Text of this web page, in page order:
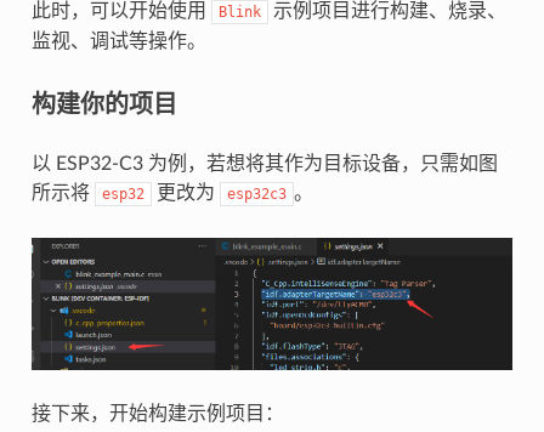
此时，可以开始使用 Blink
示例项目进行构建、烧录、
监视、调试等操作。
构建你的项目
以 ESP32-C3 为例，若想将其作为目标设备，只需如图
所示将
esp32 更改为 esp32c3 。
接下来，开始构建示例项目：